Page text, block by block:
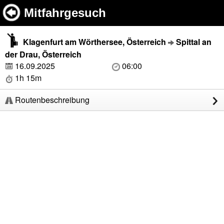
Mitfahrgesuch
Klagenfurt am Wörthersee, Österreich
Spittal an
der Drau, Österreich
16.09.2025
06:00
1h 15m
Routenbeschreibung